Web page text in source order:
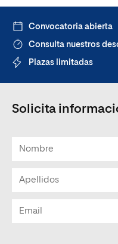
Convocatoria abierta
Consulta nuestros
Plazas limitadas
Solicita